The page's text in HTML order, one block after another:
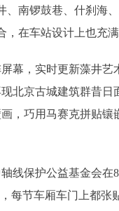
南锣鼓巷、什刹海
在车站设计上也充满
，实时更新藻井艺
北京古城建筑群昔日
，巧用马赛克拼贴镶
保护公益基金会在8
每节车厢车门上都张